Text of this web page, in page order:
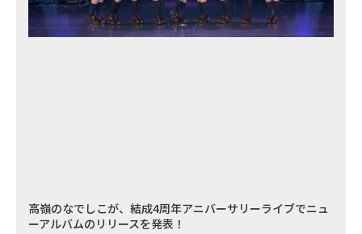
高嶺のなでしこが、結成4周年アニバーサリーライブでニュ
ーアルバムのリリースを発表！